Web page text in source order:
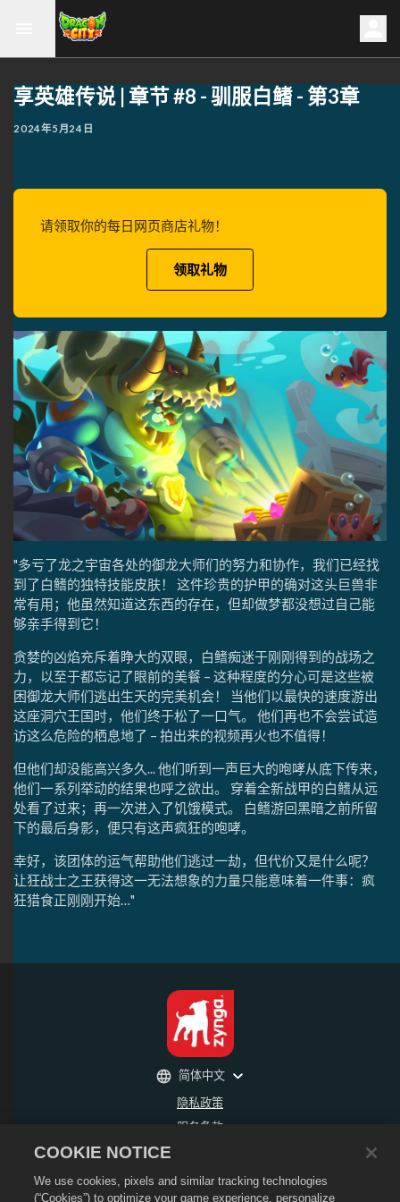
享英雄传说 | 章节 #8 - 驯服白鳍 - 第3章
2024年5月24日
请领取你的每日网页商店礼物！
领取礼物
"多亏了龙之宇宙各处的御龙大师们的努力和协作，我们已经找
到了白鳍的独特技能皮肤！ 这件珍贵的护甲的确对这头巨兽非
常有用；他虽然知道这东西的存在，但却做梦都没想过自己能
够亲手得到它！
贪婪的凶焰充斥着睁大的双眼，白鳍痴迷于刚刚得到的战场之
力，以至于都忘记了眼前的美餐 – 这种程度的分心可是这些被
困御龙大师们逃出生天的完美机会！ 当他们以最快的速度游出
这座洞穴王国时，他们终于松了一口气。 他们再也不会尝试造
访这么危险的栖息地了 – 拍出来的视频再火也不值得！
但他们却没能高兴多久... 他们听到一声巨大的咆哮从底下传来，
他们一系列举动的结果也呼之欲出。 穿着全新战甲的白鳍从远
处看了过来；再一次进入了饥饿模式。 白鳍游回黑暗之前所留
下的最后身影，便只有这声疯狂的咆哮。
幸好，该团体的运气帮助他们逃过一劫，但代价又是什么呢？
让狂战士之王获得这一无法想象的力量只能意味着一件事：疯
狂猎食正刚刚开始…"
隐私政策
服务条款
不得出售或分享我的个人信息
退款政策
Cookie政策
简体中文
COOKIE NOTICE
We use cookies, pixels and similar tracking technologies
(“Cookies”) to optimize your game experience, personalize